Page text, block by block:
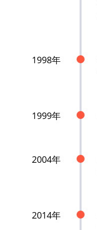
1998年
1999年
2004年
2014年